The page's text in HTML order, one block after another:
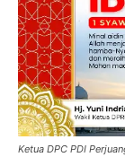
Ketua DPC PDI